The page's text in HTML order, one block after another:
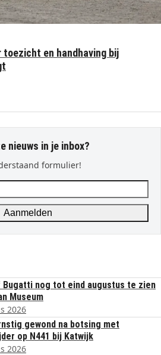
toezicht en handhaving bij
nieuws in je inbox?
formulier!
Aanmelden
Bugatti nog tot eind augustus te zien
Museum
2026
gewond na botsing met
op N441 bij Katwijk
2026